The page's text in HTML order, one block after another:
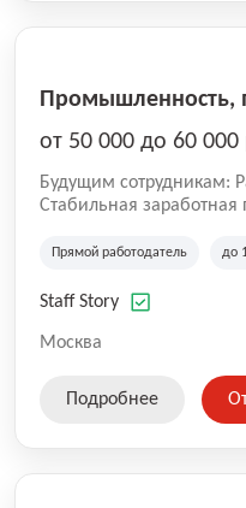
Промышленность,
от 50 000 до 60
Будущим сотрудникам: Работа в крупной компании
Стабильная заработная
Возможность
Story удобнее, открывая
Прямой работодатель до
Staff Story
Москва
Подробнее